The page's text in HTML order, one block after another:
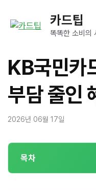
카드팁
똑똑한 소비의
KB국민카
부담 줄인
2026년 06월 17일
목차